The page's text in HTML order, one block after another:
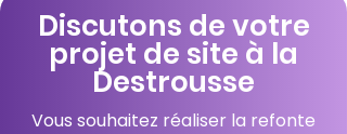
Discutons de votre
projet de site à la
Destrousse
Vous souhaitez réaliser la refonte